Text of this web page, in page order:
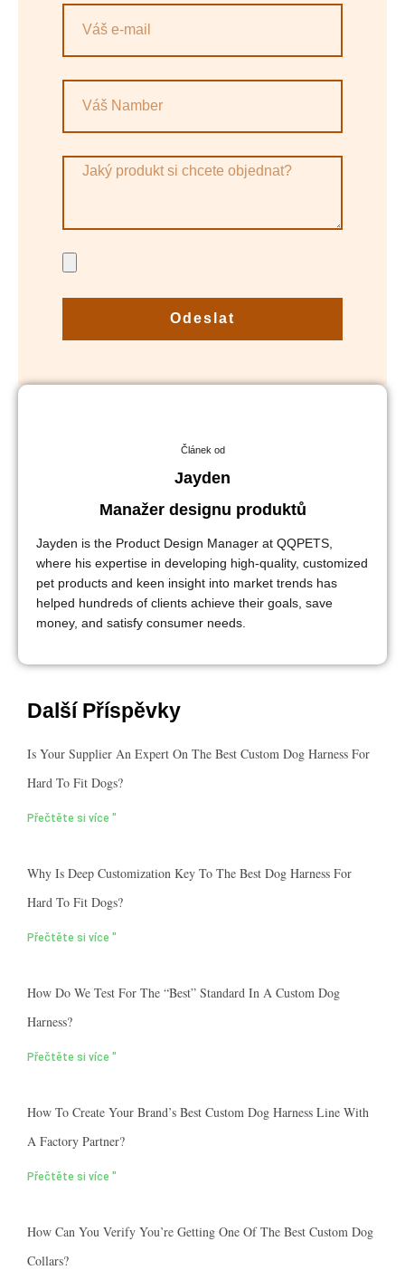
Odeslat
Článek od
Jayden
Manažer designu produktů
Jayden is the Product Design Manager at QQPETS,
where his expertise in developing high-quality, customized
pet products and keen insight into market trends has
helped hundreds of clients achieve their goals, save
money, and satisfy consumer needs.
Další Příspěvky
Is Your Supplier An Expert On The Best Custom Dog Harness For
Hard To Fit Dogs?
Přečtěte si více "
Why Is Deep Customization Key To The Best Dog Harness For
Hard To Fit Dogs?
Přečtěte si více "
How Do We Test For The “best” Standard In A Custom Dog
Harness?
Přečtěte si více "
How To Create Your Brand’s Best Custom Dog Harness Line With
A Factory Partner?
Přečtěte si více "
How Can You Verify You’re Getting One Of The Best Custom Dog
Collars?